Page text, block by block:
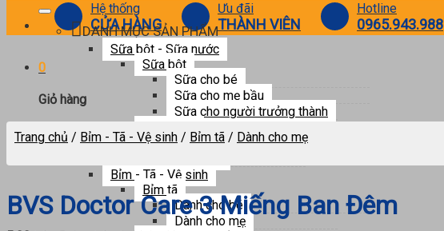
Hệ thống
CỬA HÀNG
Ưu đãi
THÀNH VIÊN
Hotline
0965.943.988
0
Giỏ hàng
Chưa có sản phẩm trong giỏ hàng.
DANH MỤC SẢN PHẨM
Sữa bột - Sữa nước
Sữa bột
Sữa cho bé
Sữa cho mẹ bầu
Sữa cho người trưởng thành
Sữa pha sẵn
Bỉm - Tã - Vệ sinh
Bỉm tã
Dành cho bé
Dành cho mẹ
Trang chủ / Bỉm - Tã - Vệ sinh / Bỉm tã / Dành cho mẹ
BVS Doctor Care 3 Miếng Ban Đêm